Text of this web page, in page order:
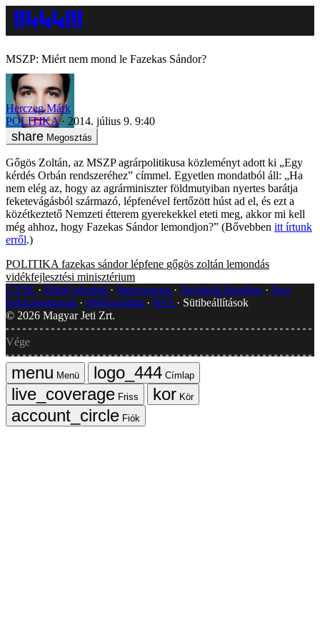
MSZP: Miért nem mond le Fazekas Sándor?
Herczeg Márk
POLITIKA
2014. július 9. 9:40
Megosztás
Gőgös Zoltán, az MSZP agrárpolitikusa közleményt adott ki „Egy
kérdés Orbán rendszeréhez” címmel. Egyetlen mondatból áll: „Ha
nem elég az, hogy az agrárminiszter földmutyiban nyertes barátja
feketevágásból származó, lépfenével fertőzött húst ad el, és ezt a
közétkeztető Nemzeti étterem gyerekekkel eteti meg, akkor mi kell
még ahhoz, hogy Fazekas Sándor lemondjon?” (Bővebben itt írtunk
erről.)
POLITIKA fazekas sándor lépfene gőgös zoltán lemondás
vidékfejlesztési minisztérium
GYIK
Hibát jelentek Impresszum Javítások kezelése
Jogi
dokumentumok
Médiaajánlat RSS
Sütibeállítások
© 2026 Magyar Jeti Zrt.
Vége
Menü
Címlap
Friss
Kör
Fiók